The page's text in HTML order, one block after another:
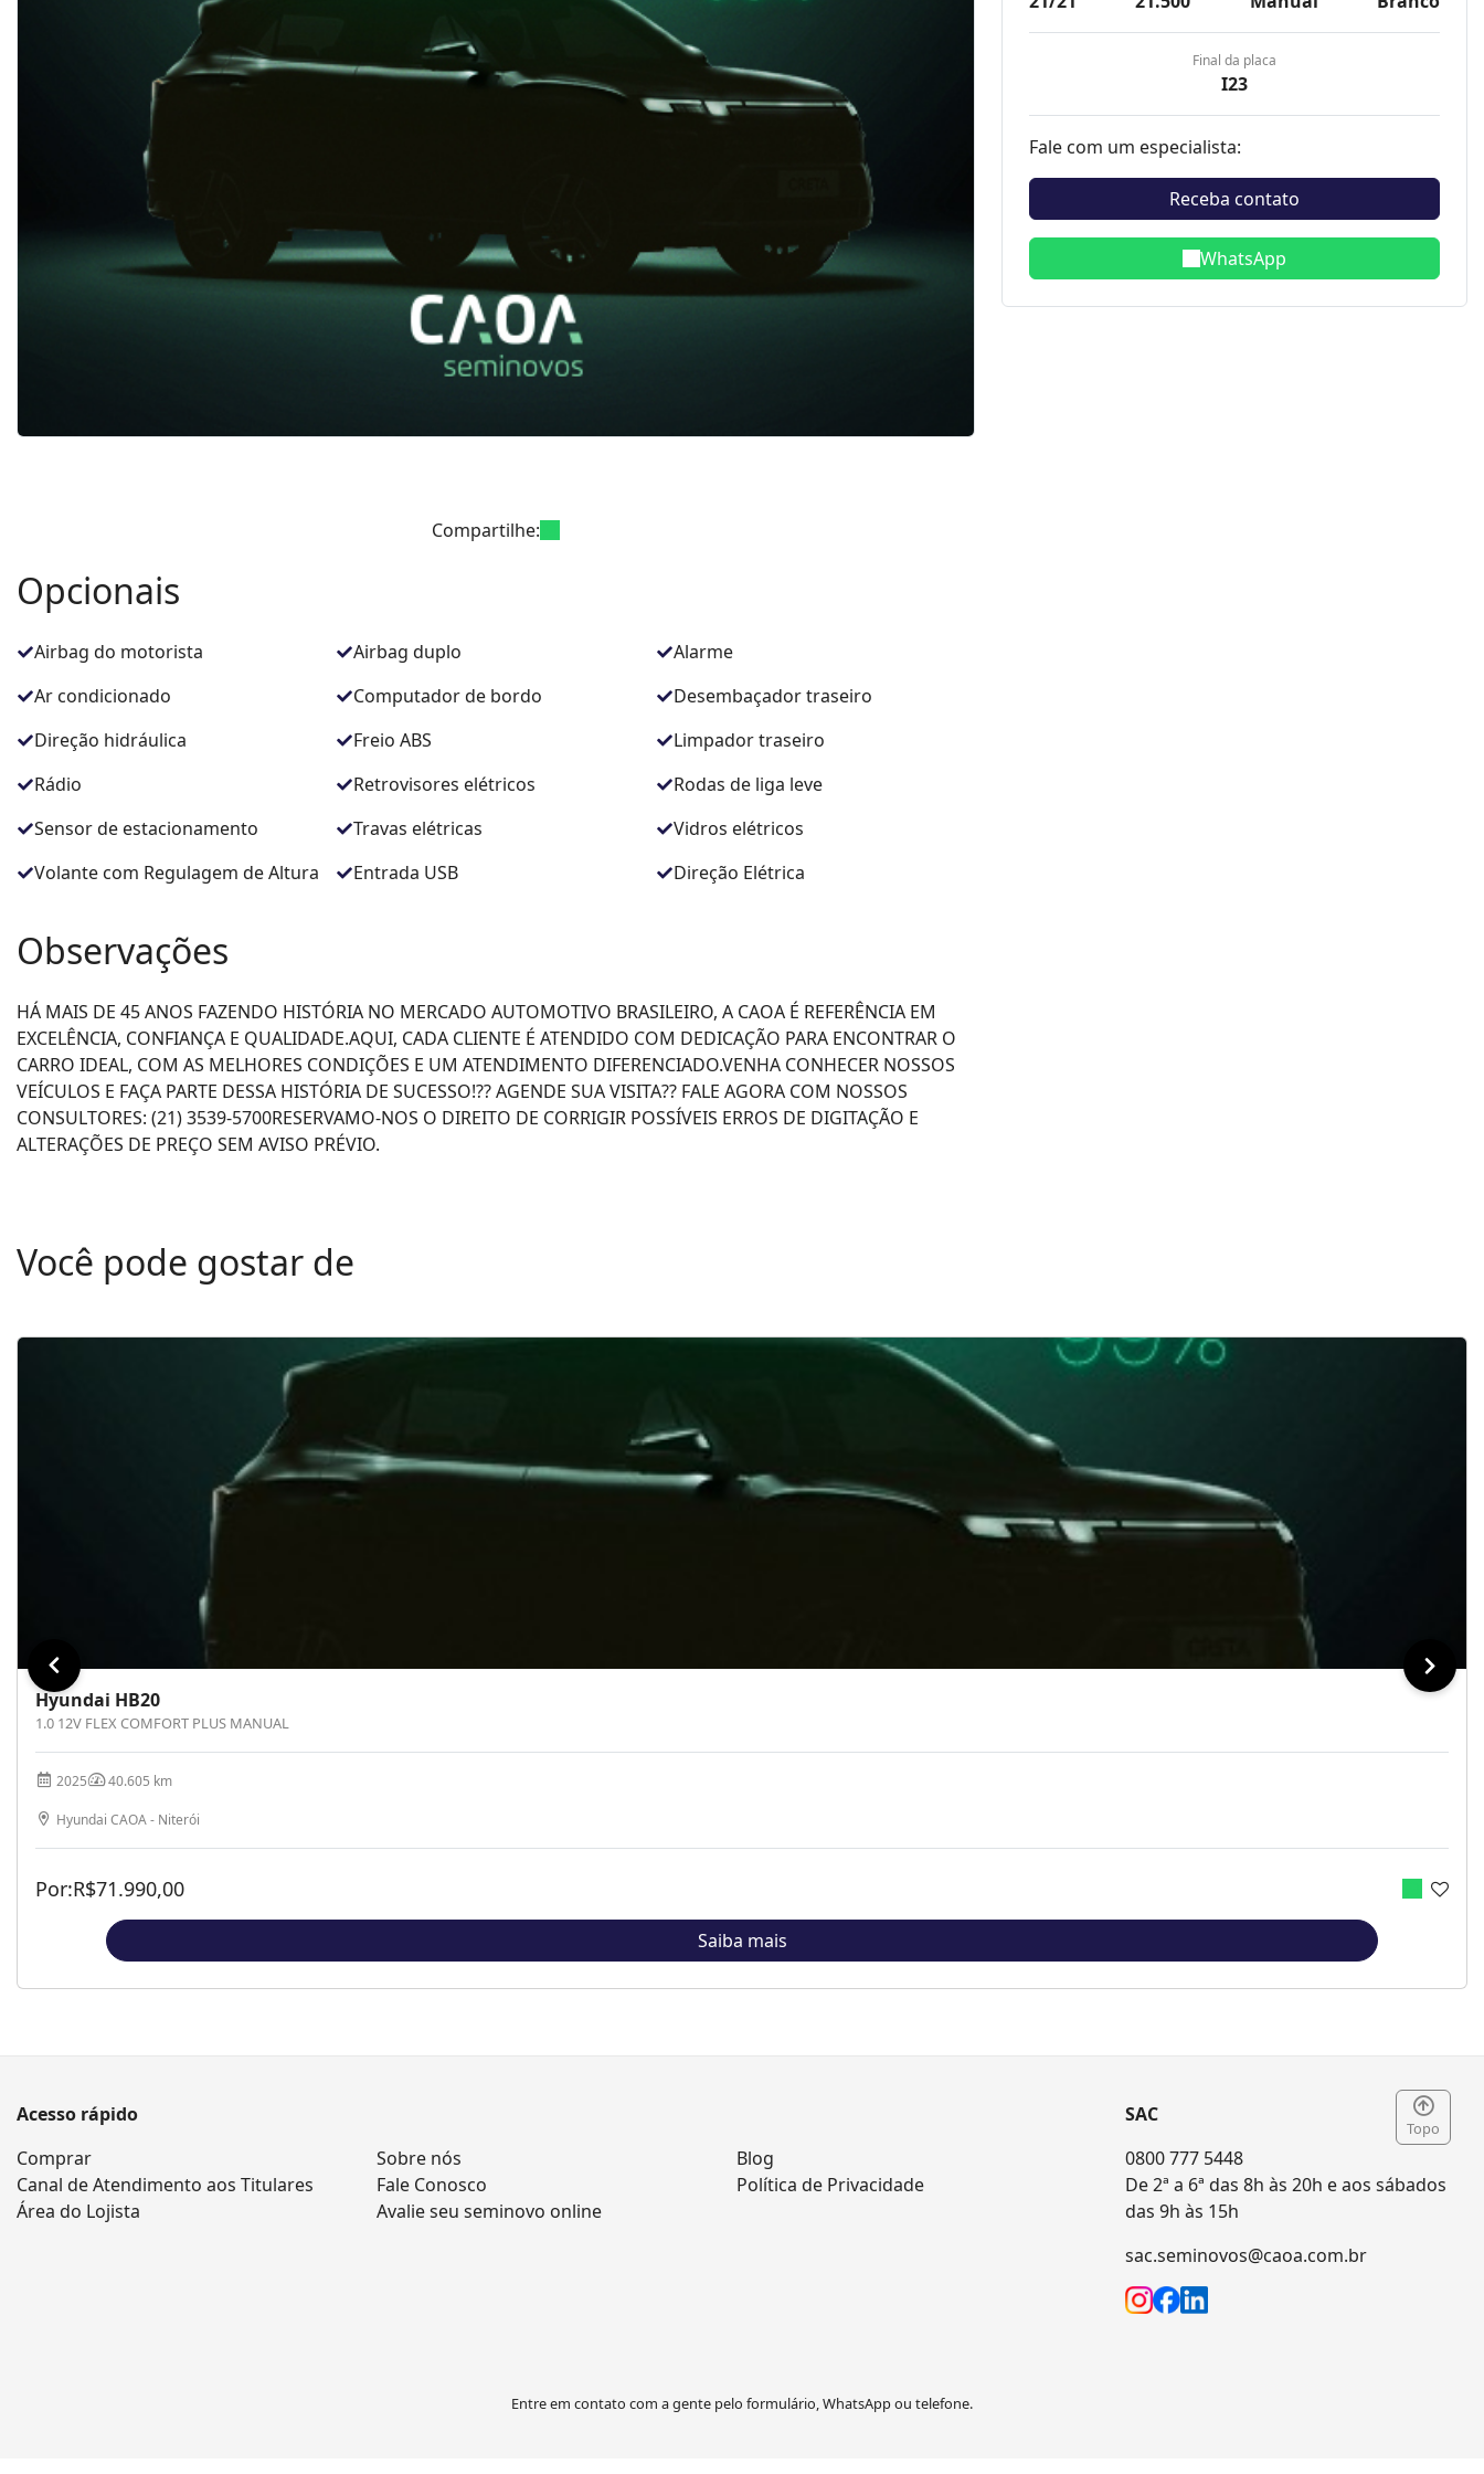
Compartilhe:
Opcionais
Airbag do motorista Airbag duplo
Alarme
Ar condicionado
Computador de bordo
Desembaçador traseiro
Direção hidráulica
Freio ABS
Limpador traseiro
Rádio
Retrovisores elétricos
Rodas de liga leve
Sensor de estacionamento
Travas elétricas
Vidros elétricos
Volante com Regulagem de Altura
Entrada USB Direção Elétrica
Observações
HÁ MAIS DE 45 ANOS FAZENDO HISTÓRIA NO MERCADO AUTOMOTIVO BRASILEIRO, A CAOA É REFERÊNCIA EM
EXCELÊNCIA, CONFIANÇA E QUALIDADE.AQUI, CADA CLIENTE É ATENDIDO COM DEDICAÇÃO PARA ENCONTRAR O
CARRO IDEAL, COM AS MELHORES CONDIÇÕES E UM ATENDIMENTO DIFERENCIADO.VENHA CONHECER NOSSOS
VEÍCULOS E FAÇA PARTE DESSA HISTÓRIA DE SUCESSO!?? AGENDE SUA VISITA?? FALE AGORA COM NOSSOS
CONSULTORES: (21) 3539-5700RESERVAMO-NOS O DIREITO DE CORRIGIR POSSÍVEIS ERROS DE DIGITAÇÃO E
ALTERAÇÕES DE PREÇO SEM AVISO PRÉVIO.
Final da placa
I23
Fale com um especialista:
Receba contato
WhatsApp
Você pode gostar de
Hyundai HB20
1.0 12V FLEX COMFORT PLUS MANUAL
2025 40.605 km
Hyundai CAOA - Niterói
Por:R$71.990,00
Saiba mais
Topo
Acesso rápido
Comprar
Sobre nós
Blog
Canal de Atendimento aos Titulares
Fale Conosco
Política de Privacidade
Área do Lojista
Avalie seu seminovo online
SAC
0800 777 5448
De 2ª a 6ª das 8h às 20h e aos sábados
das 9h às 15h
sac.seminovos@caoa.com.br
Entre em contato com a gente pelo formulário, WhatsApp ou telefone.